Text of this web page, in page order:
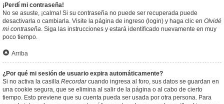
¡Perdí mi contraseña!
No se asuste, ¡calma! Si su contraseña no puede ser recuperada puede
desactivarla o cambiarla. Visite la página de ingreso (login) y haga clic en Olvidé
mi contraseña. Siga las instrucciones y estará identificado nuevamente en muy
poco tiempo.
Arriba
¿Por qué mi sesión de usuario expira automáticamente?
Si no activa la casilla Recordarcuando ingresa al foro, sus datos se guardan en
una cookie segura, que se elimina al salir de la página o al cabo de cierto
tiempo. Esto previene que su cuenta pueda ser usada por otra persona. Para